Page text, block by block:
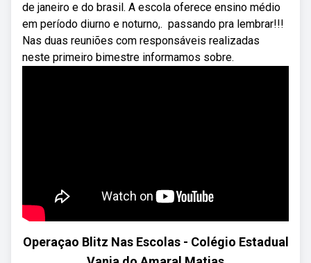
de janeiro e do brasil. A escola oferece ensino médio
em período diurno e noturno,. ️ passando pra lembrar!!!
Nas duas reuniões com responsáveis realizadas
neste primeiro bimestre informamos sobre.
Operaçao Blitz Nas Escolas - Colégio Estadual